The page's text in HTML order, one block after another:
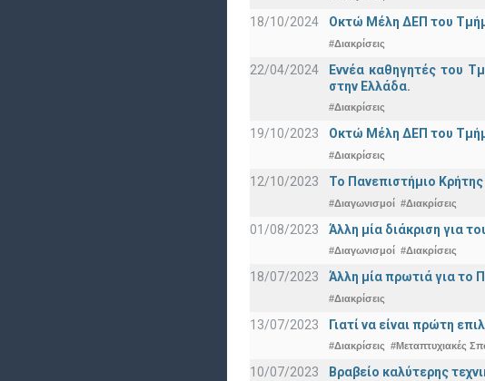
18/10/2024 Οκτώ Μέλη ΔΕΠ του
#Διακρίσεις
22/04/2024
Εννέα καθηγητές του
στην Ελλάδα.
#Διακρίσεις
19/10/2023 Οκτώ Μέλη ΔΕΠ του
#Διακρίσεις
12/10/2023 Το Πανεπιστήμιο
#Διαγωνισμοί #Διακρίσεις
01/08/2023 Άλλη μία διάκριση για
#Διαγωνισμοί #Διακρίσεις
18/07/2023 Άλλη μία πρωτιά για το
#Διακρίσεις
13/07/2023 Γιατί να είναι πρώτη
#Διακρίσεις #Μεταπτυχιακές
10/07/2023 Βραβείο καλύτερης